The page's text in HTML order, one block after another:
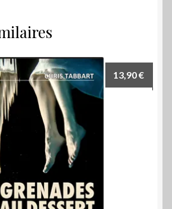
13,90€